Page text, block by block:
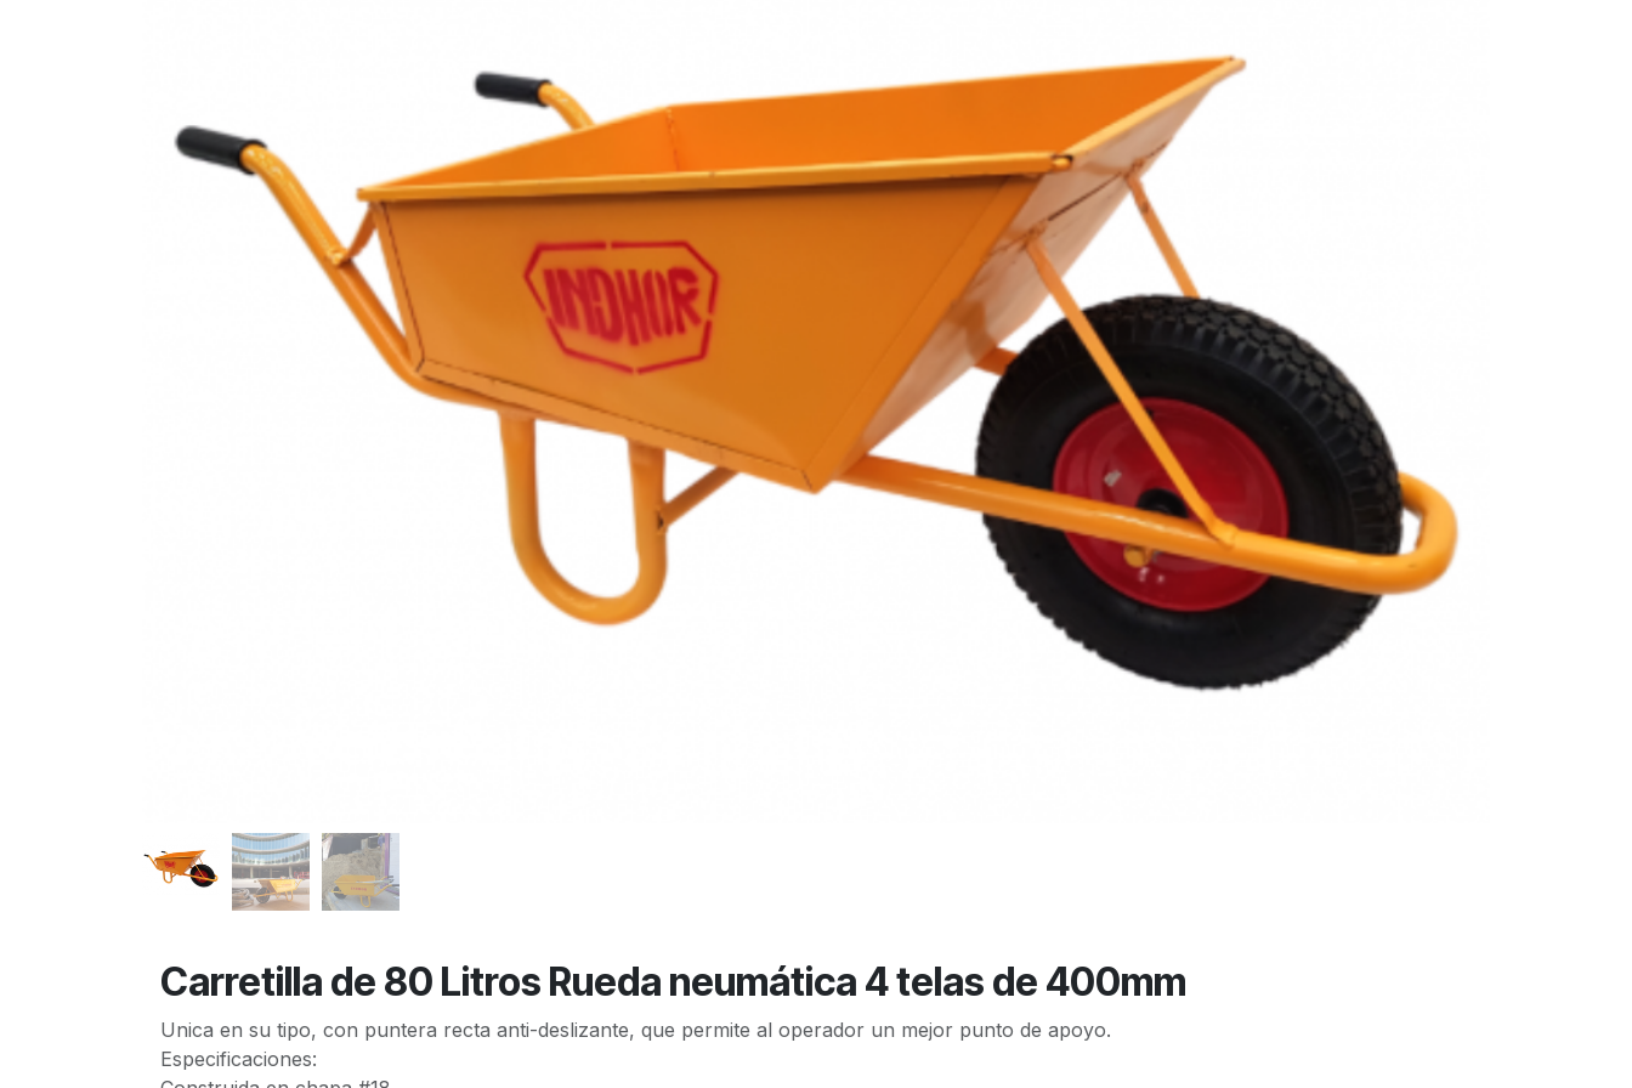
Carretilla de 80 Litros Rueda neumática 4 telas de 400mm
Unica en su tipo, con puntera recta anti-deslizante, que permite al operador un mejor punto de apoyo.
Especificaciones: